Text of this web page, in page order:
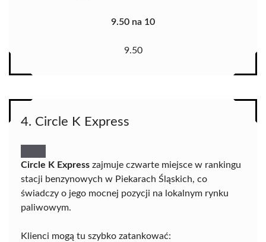
9.50 na 10
9.50
4. Circle K Express
Circle K Express zajmuje czwarte miejsce w rankingu
stacji benzynowych w Piekarach Śląskich, co
świadczy o jego mocnej pozycji na lokalnym rynku
paliwowym.
Klienci mogą tu szybko zatankować: